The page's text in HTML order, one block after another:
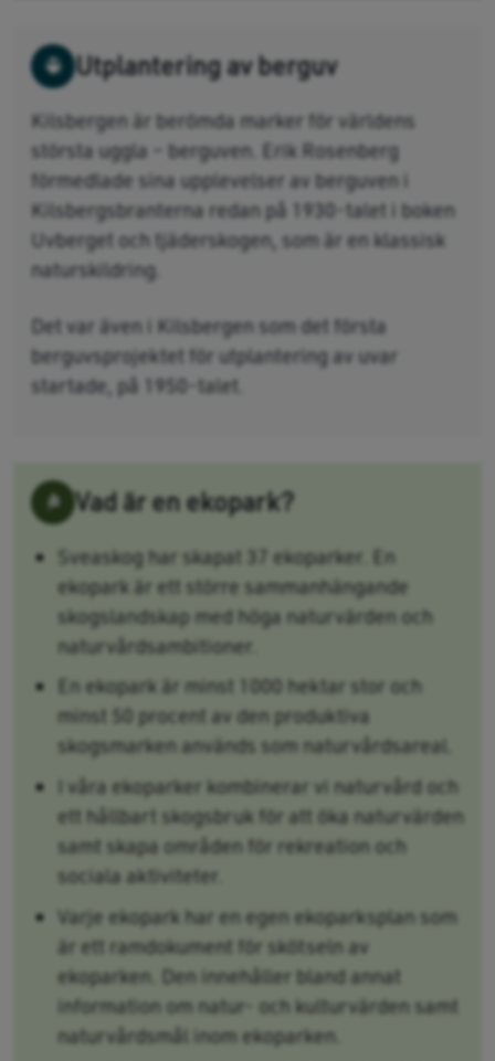
Utplantering av berguv
Kilsbergen är berömda marker för världens
största uggla – berguven. Erik Rosenberg
förmedlade sina upplevelser av berguven i
Kilsbergsbranterna redan på 1930-talet i boken
Uvberget och tjäderskogen, som är en klassisk
naturskildring.
Det var även i Kilsbergen som det första
berguvsprojektet för utplantering av uvar
startade, på 1950-talet.
Vad är en ekopark?
Sveaskog har skapat 37 ekoparker. En
ekopark är ett större sammanhängande
skogslandskap med höga naturvärden och
naturvårdsambitioner.
En ekopark är minst 1000 hektar stor och
minst 50 procent av den produktiva
skogsmarken används som naturvårdsareal.
I våra ekoparker kombinerar vi naturvård och
ett hållbart skogsbruk för att öka naturvärden
samt skapa områden för rekreation och
sociala aktiviteter.
Varje ekopark har en egen ekoparksplan som
är ett ramdokument för skötseln av
ekoparken. Den innehåller bland annat
information om natur- och kulturvärden samt
naturvårdsmål inom ekoparken.